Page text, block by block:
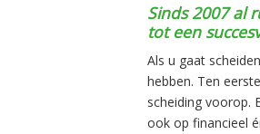
Sinds 2007 al
tot een
Als u gaat
hebben. Ten
scheiding voorop.
ook op financieel